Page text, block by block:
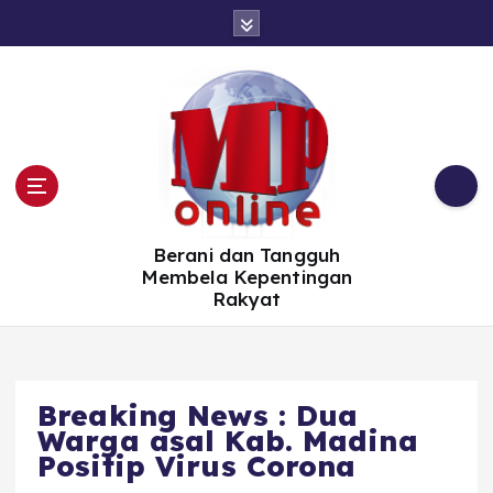
Berani dan Tangguh
Membela Kepentingan
Rakyat
Breaking News : Dua
Warga asal Kab. Madina
Positip Virus Corona